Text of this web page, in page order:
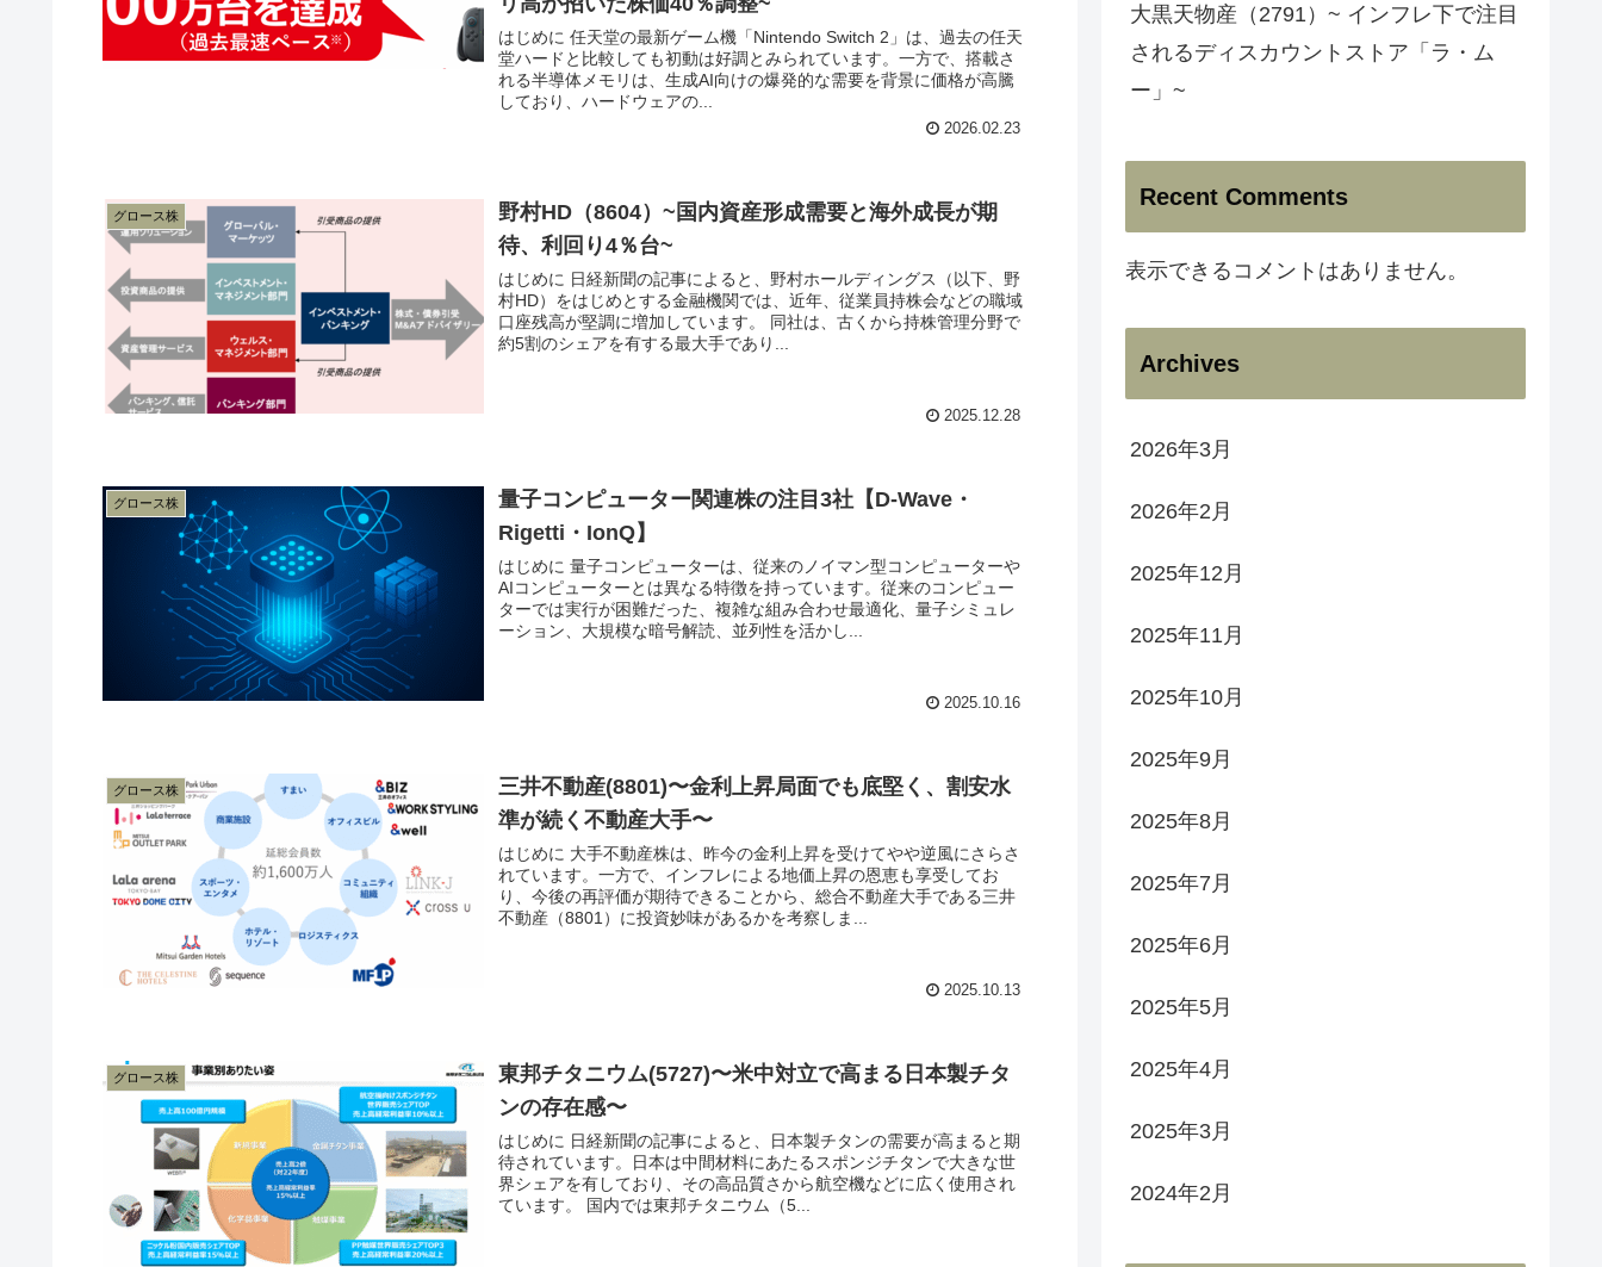
はじめに 任天堂の最新ゲーム機「Nintendo Switch 2」は、過去の任天
堂ハードと比較しても初動は好調とみられています。一方で、搭載さ
れる半導体メモリは、生成AI向けの爆発的な需要を背景に価格が高騰
しており、ハードウェアの...
2026.02.23
グロース株
野村HD（8604）~国内資産形成需要と海外成長が期
待、利回り4％台~
はじめに 日経新聞の記事によると、野村ホールディングス（以下、野
村HD）をはじめとする金融機関では、近年、従業員持株会などの職域
口座残高が堅調に増加しています。 同社は、古くから持株管理分野で
約5割のシェアを有する最大手であり...
2025.12.28
グロース株
量子コンピューター関連株の注目3社【D-Wave・
Rigetti・IonQ】
はじめに 量子コンピューターは、従来のノイマン型コンピューターや
AIコンピューターとは異なる特徴を持っています。従来のコンピュー
ターでは実行が困難だった、複雑な組み合わせ最適化、量子シミュレ
ーション、大規模な暗号解読、並列性を活かし...
2025.10.16
グロース株
三井不動産(8801)〜金利上昇局面でも底堅く、割安水
準が続く不動産大手〜
はじめに 大手不動産株は、昨今の金利上昇を受けてやや逆風にさらさ
れています。一方で、インフレによる地価上昇の恩恵も享受してお
り、今後の再評価が期待できることから、総合不動産大手である三井
不動産（8801）に投資妙味があるかを考察しま...
2025.10.13
グロース株
東邦チタニウム(5727)〜米中対立で高まる日本製チタ
ンの存在感〜
はじめに 日経新聞の記事によると、日本製チタンの需要が高まると期
待されています。日本は中間材料にあたるスポンジチタンで大きな世
界シェアを有しており、その高品質さから航空機などに広く使用され
ています。 国内では東邦チタニウム（5...
大黒天物産（2791）~ インフレ下で注目
されるディスカウントストア「ラ・ム
ー」~
Recent Comments
表示できるコメントはありません。
Archives
2026年3月
2026年2月
2025年12月
2025年11月
2025年10月
2025年9月
2025年8月
2025年7月
2025年6月
2025年5月
2025年4月
2025年3月
2024年2月